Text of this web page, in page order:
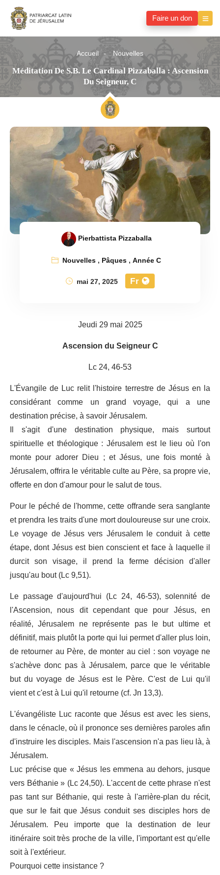
Faire un don
Accueil Nouvelles
Méditation De S.B. Le Cardinal Pizzaballa : Ascension
Du Seigneur, C
Pierbattista Pizzaballa
Nouvelles, Pâques,Année C
mai 27, 2025
Fr
Jeudi 29 mai 2025
Ascension du Seigneur C
Lc 24, 46-53
L'Évangile de Luc relit l'histoire terrestre de Jésus en la
considérant comme un grand voyage, qui a une
destination précise, à savoir Jérusalem.
Il s'agit d'une destination physique, mais surtout
spirituelle et théologique : Jérusalem est le lieu où l'on
monte pour adorer Dieu ; et Jésus, une fois monté à
Jérusalem, offrira le véritable culte au Père, sa propre vie,
offerte en don d'amour pour le salut de tous.
Pour le péché de l'homme, cette offrande sera sanglante
et prendra les traits d'une mort douloureuse sur une croix.
Le voyage de Jésus vers Jérusalem le conduit à cette
étape, dont Jésus est bien conscient et face à laquelle il
durcit son visage, il prend la ferme décision d'aller
jusqu'au bout (Lc 9,51).
Le passage d'aujourd'hui (Lc 24, 46-53), solennité de
l'Ascension, nous dit cependant que pour Jésus, en
réalité, Jérusalem ne représente pas le but ultime et
définitif, mais plutôt la porte qui lui permet d'aller plus loin,
de retourner au Père, de monter au ciel : son voyage ne
s'achève donc pas à Jérusalem, parce que le véritable
but du voyage de Jésus est le Père. C'est de Lui qu'il
vient et c'est à Lui qu'il retourne (cf. Jn 13,3).
L'évangéliste Luc raconte que Jésus est avec les siens,
dans le cénacle, où il prononce ses dernières paroles afin
d'instruire les disciples. Mais l'ascension n'a pas lieu là, à
Jérusalem.
Luc précise que « Jésus les emmena au dehors, jusque
vers Béthanie » (Lc 24,50). L'accent de cette phrase n'est
pas tant sur Béthanie, qui reste à l'arrière-plan du récit,
que sur le fait que Jésus conduit ses disciples hors de
Jérusalem. Peu importe que la destination de leur
itinéraire soit très proche de la ville, l'important est qu'elle
soit à l'extérieur.
Pourquoi cette insistance ?